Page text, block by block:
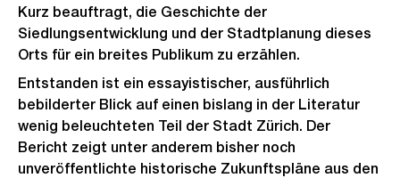
Kurz beauftragt, die Geschichte der
Siedlungsentwicklung und der Stadtplanung dieses
Orts für ein breites Publikum zu erzählen.
Entstanden ist ein essayistischer, ausführlich
bebilderter Blick auf einen bislang in der Literatur
wenig beleuchteten Teil der Stadt Zürich. Der
Bericht zeigt unter anderem bisher noch
unveröffentlichte historische Zukunftspläne aus den